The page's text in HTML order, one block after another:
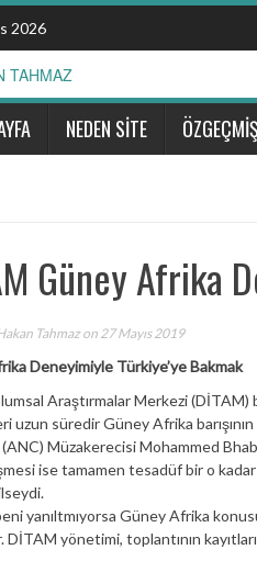
2026
NEDEN SİTE ÖZGEÇMİŞ
Güney Afrika
Tahmazon 27 Mayıs 2019
Deneyimiyle Türkiye’ye Bakmak
Araştırmalar Merkezi (DİTAM)
uzun süredir Güney Afrika
Müzakerecisi Mohammed
ise tamamen tesadüf bir o kadar
yanıltmıyorsa Güney Afrika
DİTAM yönetimi, toplantının